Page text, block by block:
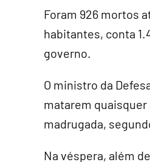
Foram 926 mortos
habitantes, conta
governo.
O ministro da
matarem
madrugada,
Na véspera, além